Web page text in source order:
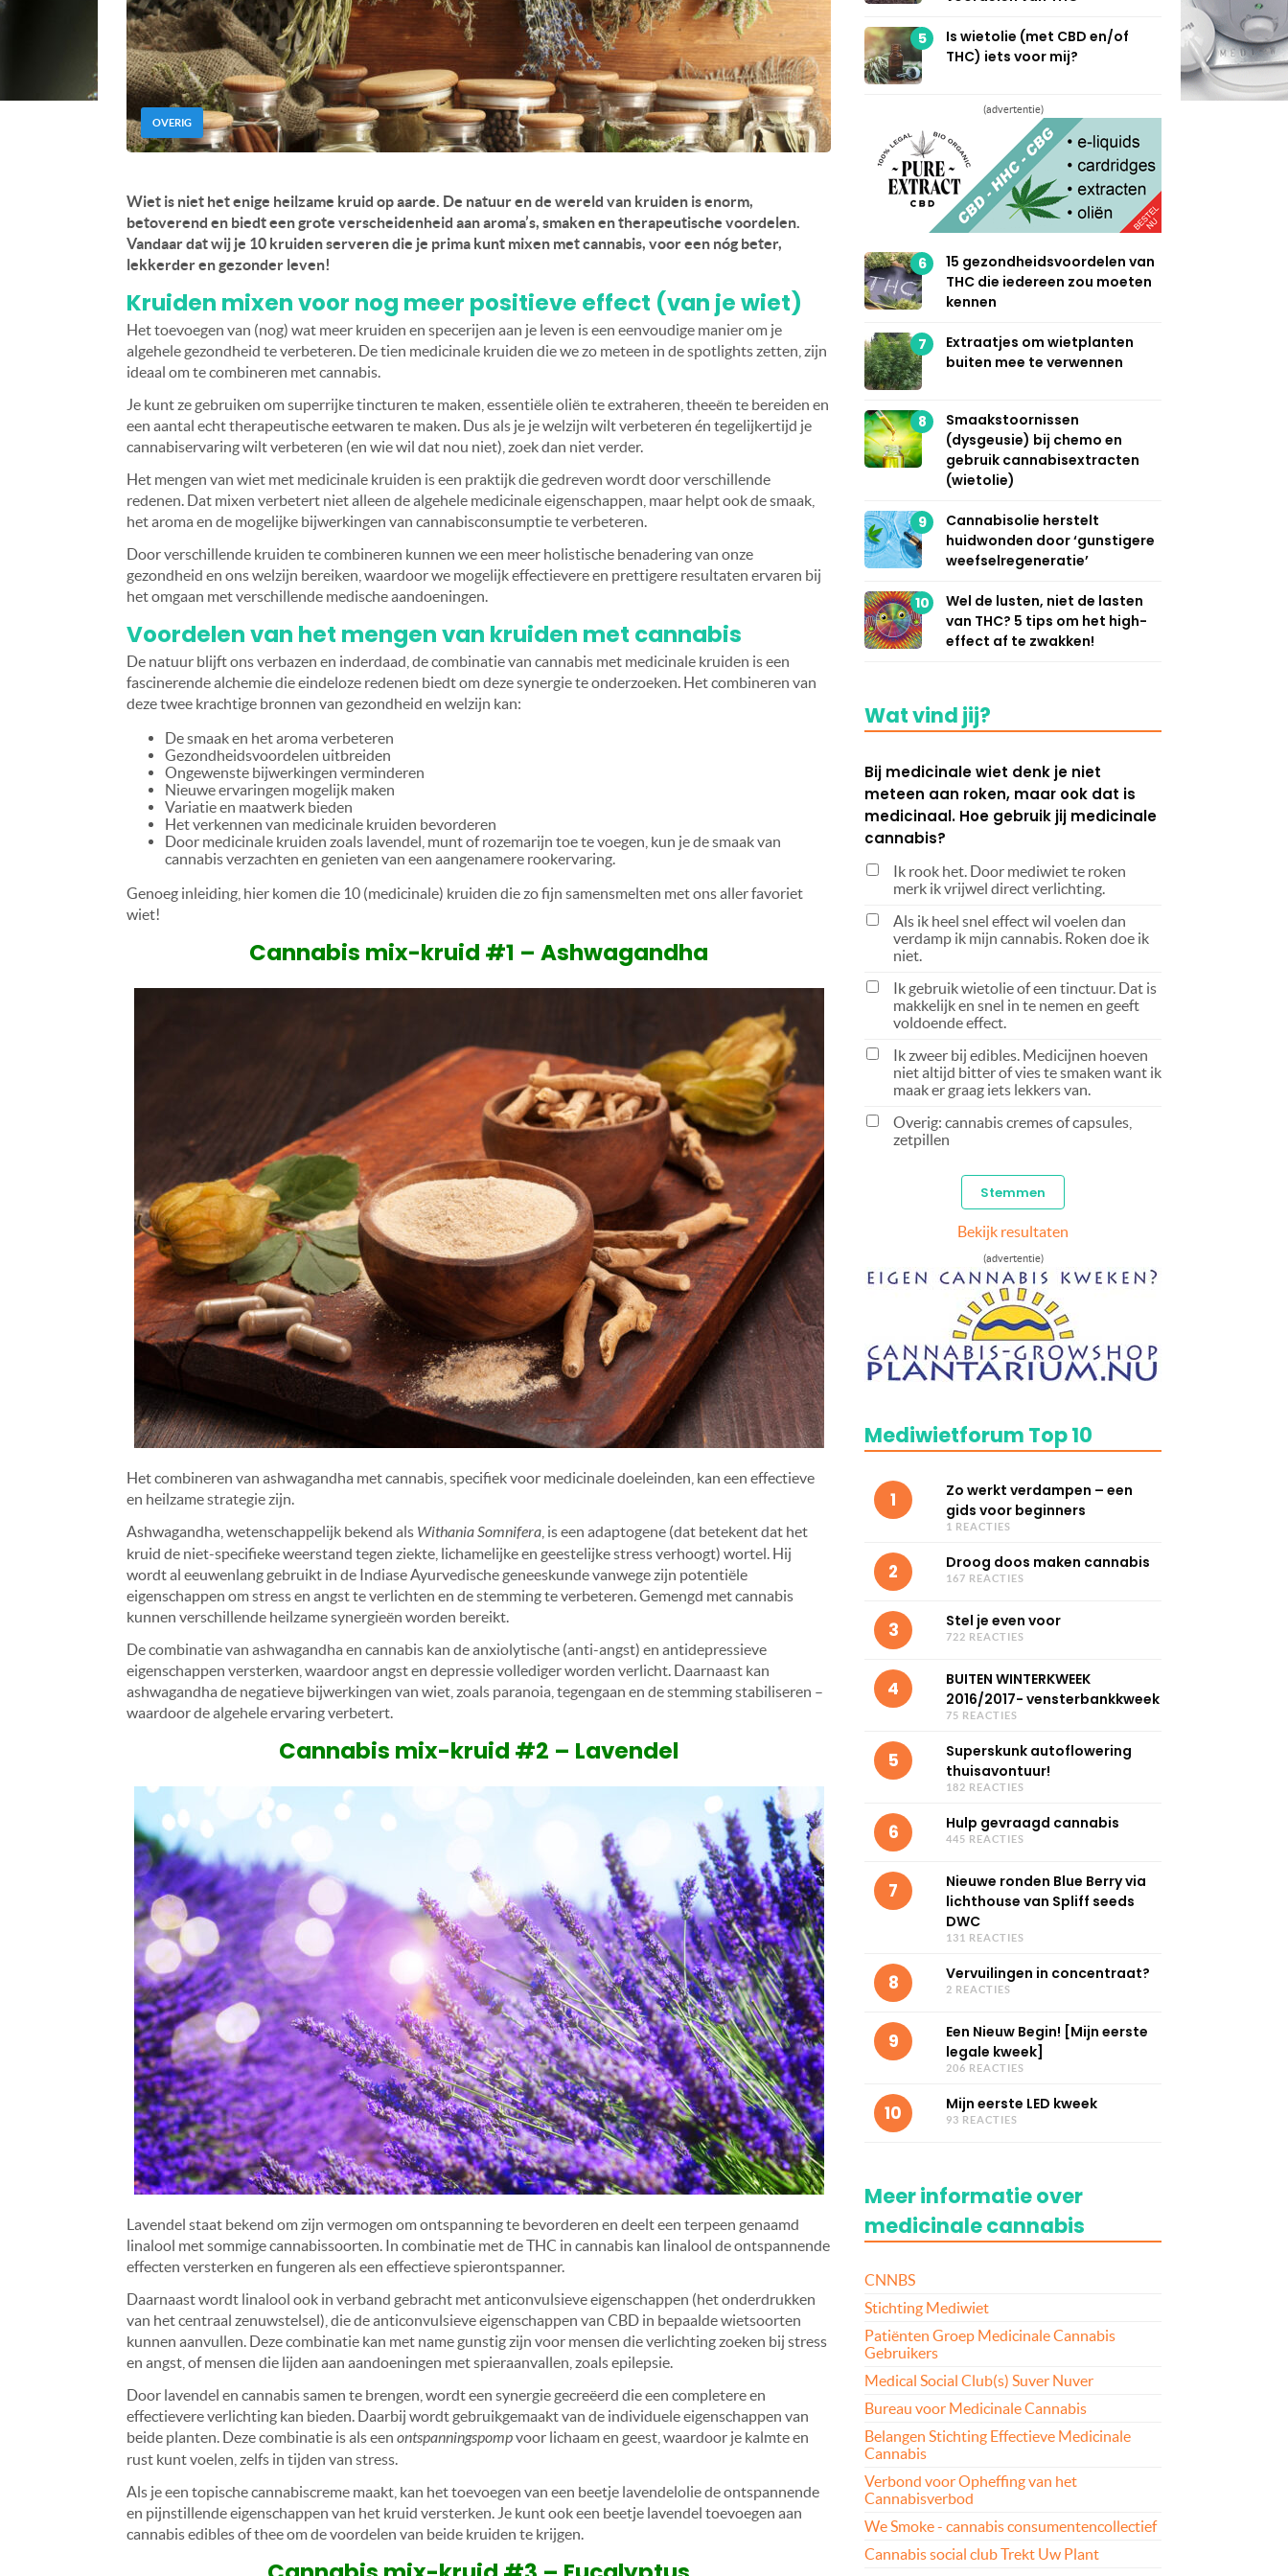
OVERIG
Wiet is niet het enige heilzame kruid op aarde. De natuur en de wereld van kruiden is enorm,
betoverend en biedt een grote verscheidenheid aan aroma’s, smaken en therapeutische voordelen.
Vandaar dat wij je 10 kruiden serveren die je prima kunt mixen met cannabis, voor een nóg beter,
lekkerder en gezonder leven!
Kruiden mixen voor nog meer positieve effect (van je wiet)
Het toevoegen van (nog) wat meer kruiden en specerijen aan je leven is een eenvoudige manier om je
algehele gezondheid te verbeteren. De tien medicinale kruiden die we zo meteen in de spotlights zetten, zijn
ideaal om te combineren met cannabis.
Je kunt ze gebruiken om superrijke tincturen te maken, essentiële oliën te extraheren, theeën te bereiden en
een aantal echt therapeutische eetwaren te maken. Dus als je je welzijn wilt verbeteren én tegelijkertijd je
cannabiservaring wilt verbeteren (en wie wil dat nou niet), zoek dan niet verder.
Het mengen van wiet met medicinale kruiden is een praktijk die gedreven wordt door verschillende
redenen. Dat mixen verbetert niet alleen de algehele medicinale eigenschappen, maar helpt ook de smaak,
het aroma en de mogelijke bijwerkingen van cannabisconsumptie te verbeteren.
Door verschillende kruiden te combineren kunnen we een meer holistische benadering van onze
gezondheid en ons welzijn bereiken, waardoor we mogelijk effectievere en prettigere resultaten ervaren bij
het omgaan met verschillende medische aandoeningen.
Voordelen van het mengen van kruiden met cannabis
De natuur blijft ons verbazen en inderdaad, de combinatie van cannabis met medicinale kruiden is een
fascinerende alchemie die eindeloze redenen biedt om deze synergie te onderzoeken. Het combineren van
deze twee krachtige bronnen van gezondheid en welzijn kan:
De smaak en het aroma verbeteren
Gezondheidsvoordelen uitbreiden
Ongewenste bijwerkingen verminderen
Nieuwe ervaringen mogelijk maken
Variatie en maatwerk bieden
Het verkennen van medicinale kruiden bevorderen
Door medicinale kruiden zoals lavendel, munt of rozemarijn toe te voegen, kun je de smaak van
cannabis verzachten en genieten van een aangenamere rookervaring.
Genoeg inleiding, hier komen die 10 (medicinale) kruiden die zo fijn samensmelten met ons aller favoriet
wiet!
Cannabis mix-kruid #1 – Ashwagandha
Het combineren van ashwagandha met cannabis, specifiek voor medicinale doeleinden, kan een effectieve
en heilzame strategie zijn.
Ashwagandha, wetenschappelijk bekend als Withania Somnifera , is een adaptogene (dat betekent dat het
kruid de niet-specifieke weerstand tegen ziekte, lichamelijke en geestelijke stress verhoogt) wortel. Hij
wordt al eeuwenlang gebruikt in de Indiase Ayurvedische geneeskunde vanwege zijn potentiële
eigenschappen om stress en angst te verlichten en de stemming te verbeteren. Gemengd met cannabis
kunnen verschillende heilzame synergieën worden bereikt.
De combinatie van ashwagandha en cannabis kan de anxiolytische (anti-angst) en antidepressieve
eigenschappen versterken, waardoor angst en depressie vollediger worden verlicht. Daarnaast kan
ashwagandha de negatieve bijwerkingen van wiet, zoals paranoia, tegengaan en de stemming stabiliseren –
waardoor de algehele ervaring verbetert.
Cannabis mix-kruid #2 – Lavendel
Lavendel staat bekend om zijn vermogen om ontspanning te bevorderen en deelt een terpeen genaamd
linalool met sommige cannabissoorten. In combinatie met de THC in cannabis kan linalool de ontspannende
effecten versterken en fungeren als een effectieve spierontspanner.
Daarnaast wordt linalool ook in verband gebracht met anticonvulsieve eigenschappen (het onderdrukken
van het centraal zenuwstelsel), die de anticonvulsieve eigenschappen van CBD in bepaalde wietsoorten
kunnen aanvullen. Deze combinatie kan met name gunstig zijn voor mensen die verlichting zoeken bij stress
en angst, of mensen die lijden aan aandoeningen met spieraanvallen, zoals epilepsie.
Door lavendel en cannabis samen te brengen, wordt een synergie gecreëerd die een completere en
effectievere verlichting kan bieden. Daarbij wordt gebruikgemaakt van de individuele eigenschappen van
beide planten. Deze combinatie is als een ontspanningspompvoor lichaam en geest, waardoor je kalmte en
rust kunt voelen, zelfs in tijden van stress.
Als je een topische cannabiscreme maakt, kan het toevoegen van een beetje lavendelolie de ontspannende
en pijnstillende eigenschappen van het kruid versterken. Je kunt ook een beetje lavendel toevoegen aan
cannabis edibles of thee om de voordelen van beide kruiden te krijgen.
5
Is wietolie (met CBD en/of
THC) iets voor mij?
(advertentie)
6
15 gezondheidsvoordelen van
THC die iedereen zou moeten
kennen
7
Extraatjes om wietplanten
buiten mee te verwennen
8
Smaakstoornissen
(dysgeusie) bij chemo en
gebruik cannabisextracten
(wietolie)
9
Cannabisolie herstelt
huidwonden door ‘gunstigere
weefselregeneratie’
10
Wel de lusten, niet de lasten
van THC? 5 tips om het high-
effect af te zwakken!
Wat vind jij?
Bij medicinale wiet denk je niet
meteen aan roken, maar ook dat is
medicinaal. Hoe gebruik jij medicinale
cannabis?
Ik rook het. Door mediwiet te roken
merk ik vrijwel direct verlichting.
Als ik heel snel effect wil voelen dan
verdamp ik mijn cannabis. Roken doe ik
niet.
Ik gebruik wietolie of een tinctuur. Dat is
makkelijk en snel in te nemen en geeft
voldoende effect.
Ik zweer bij edibles. Medicijnen hoeven
niet altijd bitter of vies te smaken want ik
maak er graag iets lekkers van.
Overig: cannabis cremes of capsules,
zetpillen
Bekijk resultaten
(advertentie)
Mediwietforum Top 10
1
Zo werkt verdampen – een
gids voor beginners
1 REACTIES
2 Droog doos maken cannabis
167 REACTIES
3 Stel je even voor
722 REACTIES
4
BUITEN WINTERKWEEK
2016/2017- vensterbankkweek
75 REACTIES
5
Superskunk autoflowering
thuisavontuur!
182 REACTIES
6 Hulp gevraagd cannabis
445 REACTIES
7
Nieuwe ronden Blue Berry via
lichthouse van Spliff seeds
DWC
131 REACTIES
8 Vervuilingen in concentraat?
2 REACTIES
9
Een Nieuw Begin! [Mijn eerste
legale kweek]
206 REACTIES
10 Mijn eerste LED kweek
93 REACTIES
Meer informatie over
medicinale cannabis
CNNBS
Stichting Mediwiet
Patiënten Groep Medicinale Cannabis
Gebruikers
Medical Social Club(s) Suver Nuver
Bureau voor Medicinale Cannabis
Belangen Stichting Effectieve Medicinale
Cannabis
Verbond voor Opheffing van het
Cannabisverbod
We Smoke - cannabis consumentencollectief
Cannabis social club Trekt Uw Plant